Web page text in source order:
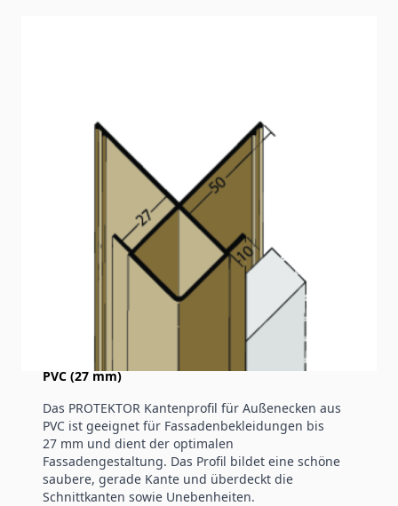
Kantenprofil für Fassadenbekleidungen bis 27 mm.
3590
Produktinformation
Kantenprofil mit Schnittkantenüberdeckung
PVC (27 mm)
Das PROTEKTOR Kantenprofil für Außenecken aus
PVC ist geeignet für Fassadenbekleidungen bis
27 mm und dient der optimalen
Fassadengestaltung. Das Profil bildet eine schöne
saubere, gerade Kante und überdeckt die
Schnittkanten sowie Unebenheiten.